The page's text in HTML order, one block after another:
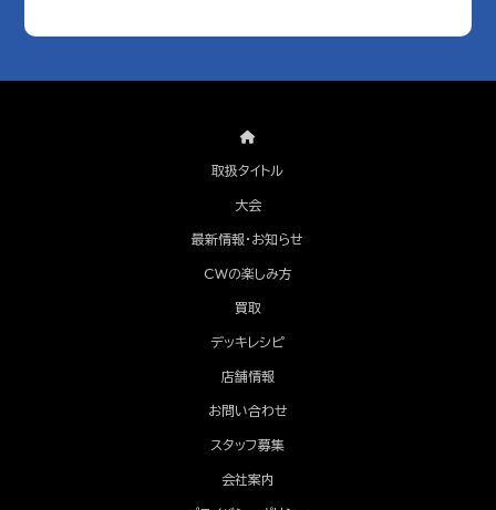
取扱タイトル
大会
最新情報・お知らせ
CWの楽しみ方
買取
デッキレシピ
店舗情報
お問い合わせ
スタッフ募集
会社案内